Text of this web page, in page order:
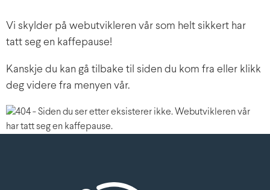
Vi skylder på webutvikleren vår som helt sikkert har
tatt seg en kaffepause!
Kanskje du kan gå tilbake til siden du kom fra eller klikk
deg videre fra menyen vår.